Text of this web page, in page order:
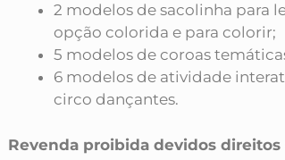
2 modelos de sacolinha para
opção colorida e para colorir;
5 modelos de coroas
6 modelos de atividade
circo dançantes.
Revenda proibida devidos